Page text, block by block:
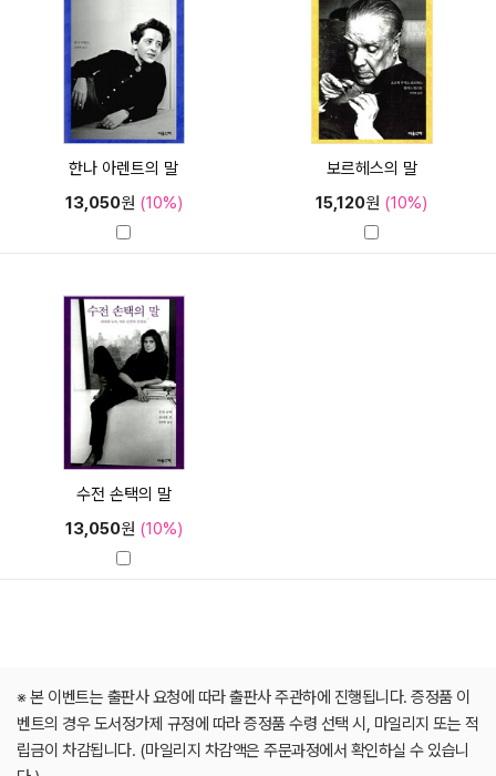
한나 아렌트의 말
13,050원 (10%)
보르헤스의 말
15,120원 (10%)
수전 손택의 말
13,050원 (10%)
※ 본 이벤트는 출판사 요청에 따라 출판사 주관하에 진행됩니다. 증정품 이
벤트의 경우 도서정가제 규정에 따라 증정품 수령 선택 시, 마일리지 또는 적
립금이 차감됩니다. (마일리지 차감액은 주문과정에서 확인하실 수 있습니